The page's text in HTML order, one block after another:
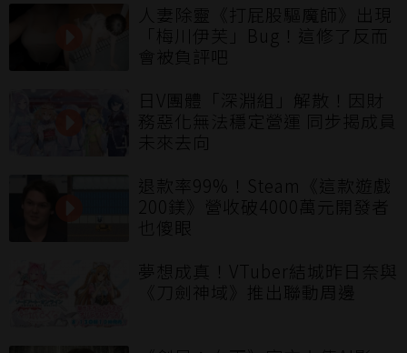
人妻除靈《打屁股驅魔師》出現
「梅川伊芙」Bug！這修了反而
會被負評吧
日V團體「深淵組」解散！因財
務惡化無法穩定營運 同步揭成員
未來去向
退款率99%！Steam《這款遊戲
200鎂》營收破4000萬元開發者
也傻眼
夢想成真！VTuber結城昨日奈與
《刀劍神域》推出聯動周邊